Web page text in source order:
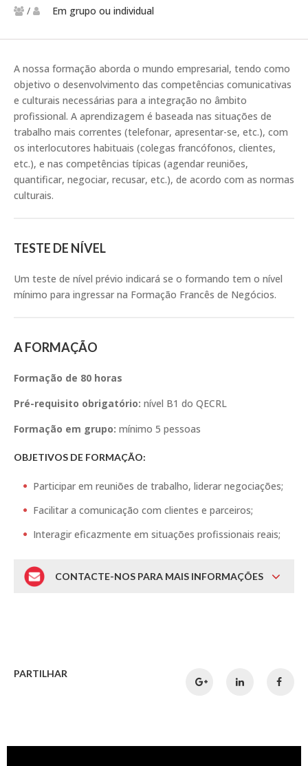
/ Em grupo ou individual
A nossa formação aborda o mundo empresarial, tendo como
objetivo o desenvolvimento das competências comunicativas
e culturais necessárias para a integração no âmbito
profissional. A aprendizagem é baseada nas situações de
trabalho mais correntes (telefonar, apresentar-se, etc.), com
os interlocutores habituais (colegas francófonos, clientes,
etc.), e nas competências típicas (agendar reuniões,
quantificar, negociar, recusar, etc.), de acordo com as normas
culturais.
TESTE DE NÍVEL
Um teste de nível prévio indicará se o formando tem o nível
mínimo para ingressar na Formação Francês de Negócios.
A FORMAÇÃO
Formação de 80 horas
Pré-requisito obrigatório: nível B1 do QECRL
Formação em grupo: mínimo 5 pessoas
OBJETIVOS DE FORMAÇÃO:
Participar em reuniões de trabalho, liderar negociações;
Facilitar a comunicação com clientes e parceiros;
Interagir eficazmente em situações profissionais reais;
CONTACTE-NOS PARA MAIS INFORMAÇÕES
PARTILHAR